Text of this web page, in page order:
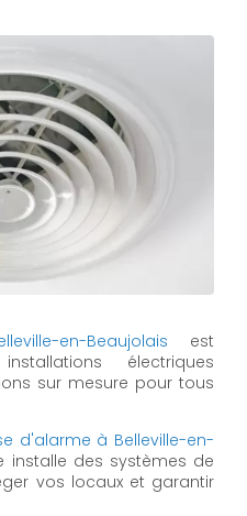
en-Beaujolais est
électriques
sur mesure pour tous
d'alarme à Belleville-en-
installe des systèmes de
vos locaux et garantir